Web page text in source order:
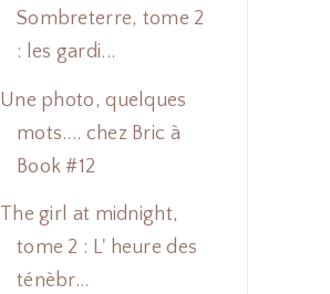
Sombreterre, tome 2
: les gardi...
Une photo, quelques
mots.... chez Bric à
Book #12
The girl at midnight,
tome 2 : L' heure des
ténèbr...